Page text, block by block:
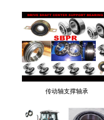
传动轴支撑轴承